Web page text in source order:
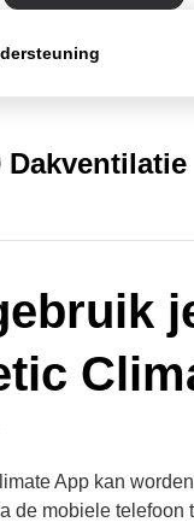
Dakventilatie
App kan
de mobiele telefoon